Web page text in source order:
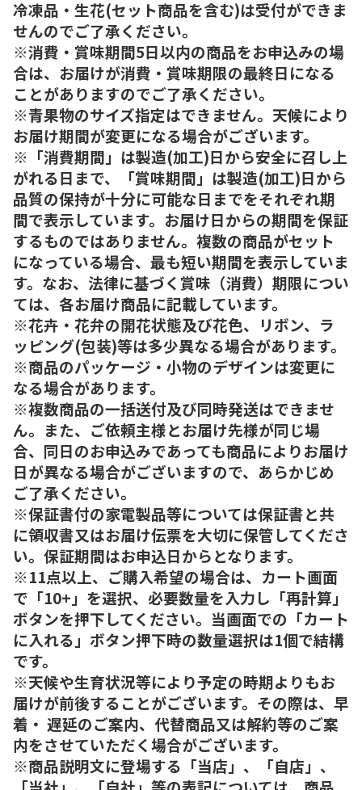
冷凍品・生花(セット商品を含む)は受付ができま
せんのでご了承ください。
※消費・賞味期間5日以内の商品をお申込みの場
合は、お届けが消費・賞味期限の最終日になる
ことがありますのでご了承ください。
※青果物のサイズ指定はできません。天候により
お届け期間が変更になる場合がございます。
※「消費期間」は製造(加工)日から安全に召し上
がれる日まで、「賞味期間」は製造(加工)日から
品質の保持が十分に可能な日までをそれぞれ期
間で表示しています。お届け日からの期間を保証
するものではありません。複数の商品がセット
になっている場合、最も短い期間を表示していま
す。なお、法律に基づく賞味（消費）期限につい
ては、各お届け商品に記載しています。
※花卉・花弁の開花状態及び花色、リボン、ラ
ッピング(包装)等は多少異なる場合があります。
※商品のパッケージ・小物のデザインは変更に
なる場合があります。
※複数商品の一括送付及び同時発送はできませ
ん。また、ご依頼主様とお届け先様が同じ場
合、同日のお申込みであっても商品によりお届け
日が異なる場合がございますので、あらかじめ
ご了承ください。
※保証書付の家電製品等については保証書と共
に領収書又はお届け伝票を大切に保管してくださ
い。保証期間はお申込日からとなります。
※11点以上、ご購入希望の場合は、カート画面
で「10+」を選択、必要数量を入力し「再計算」
ボタンを押下してください。当画面での「カート
に入れる」ボタン押下時の数量選択は1個で結構
です。
※天候や生育状況等により予定の時期よりもお
届けが前後することがございます。その際は、早
着・ 遅延のご案内、代替商品又は解約等のご案
内をさせていただく場合がございます。
※商品説明文に登場する「当店」、「自店」、